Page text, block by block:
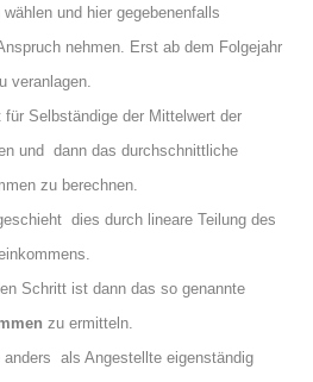
und hier gegebenenfalls
nehmen. Erst ab dem Folgejahr
veranlagen.
Selbständige der Mittelwert der
und dann das durchschnittliche
zu berechnen.
dies durch lineare Teilung des
Schritt ist dann das so genannte
zu ermitteln.
als Angestellte eigenständig